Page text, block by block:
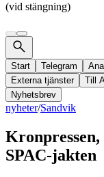
(vid stängning)
Start Telegram
Externa tjänster
Till
Nyhetsbrev
nyheter/Sandvik
Kronpressen,
SPAC-jakten